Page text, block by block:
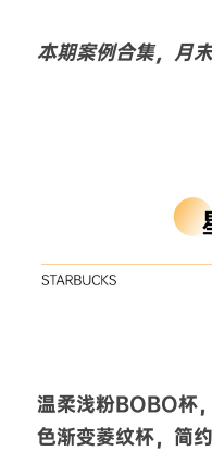
本期案例合集，月
温柔浅粉BOBO杯
色渐变菱纹杯，简